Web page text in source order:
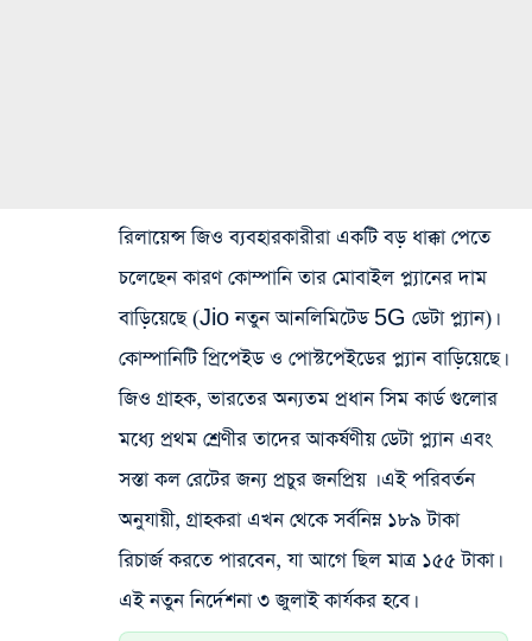
রিলায়েন্স জিও ব্যবহারকারীরা একটি বড় ধাক্কা পেতে
চলেছেন কারণ কোম্পানি তার মোবাইল প্ল্যানের দাম
বাড়িয়েছে (Jio নতুন আনলিমিটেড 5G ডেটা প্ল্যান)।
কোম্পানিটি প্রিপেইড ও পোস্টপেইডের প্ল্যান বাড়িয়েছে।
জিও গ্রাহক, ভারতের অন্যতম প্রধান সিম‌ কার্ড গুলোর
মধ্যে প্রথম শ্রেণীর তাদের আকর্ষণীয় ডেটা প্ল্যান এবং
সস্তা কল রেটের জন্য প্রচুর জনপ্রিয় । এই পরিবর্তন
অনুযায়ী, গ্রাহকরা এখন থেকে সর্বনিম্ন ১৮৯ টাকা
রিচার্জ করতে পারবেন, যা আগে ছিল মাত্র ১৫৫ টাকা।
এই নতুন নির্দেশনা ৩ জুলাই কার্যকর হবে।